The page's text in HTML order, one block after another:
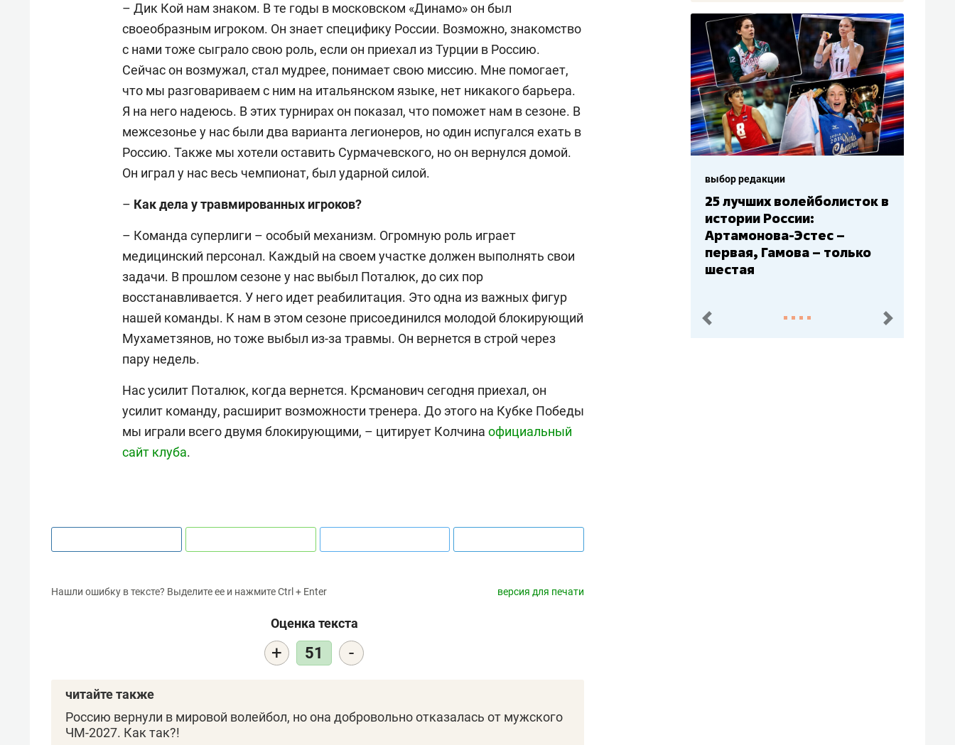
– Дик Кой нам знаком. В те годы в московском «Динамо» он был
своеобразным игроком. Он знает специфику России. Возможно, знакомство
с нами тоже сыграло свою роль, если он приехал из Турции в Россию.
Сейчас он возмужал, стал мудрее, понимает свою миссию. Мне помогает,
что мы разговариваем с ним на итальянском языке, нет никакого барьера.
Я на него надеюсь. В этих турнирах он показал, что поможет нам в сезоне. В
межсезонье у нас были два варианта легионеров, но один испугался ехать в
Россию. Также мы хотели оставить Сурмачевского, но он вернулся домой.
Он играл у нас весь чемпионат, был ударной силой.
– Как дела у травмированных игроков?
– Команда суперлиги – особый механизм. Огромную роль играет
медицинский персонал. Каждый на своем участке должен выполнять свои
задачи. В прошлом сезоне у нас выбыл Поталюк, до сих пор
восстанавливается. У него идет реабилитация. Это одна из важных фигур
нашей команды. К нам в этом сезоне присоединился молодой блокирующий
Мухаметзянов, но тоже выбыл из-за травмы. Он вернется в строй через
пару недель.
Нас усилит Поталюк, когда вернется. Крсманович сегодня приехал, он
усилит команду, расширит возможности тренера. До этого на Кубке Победы
мы играли всего двумя блокирующими, – цитирует Колчина официальный
сайт клуба.
Нашли ошибку в тексте? Выделите ее и нажмите Ctrl + Enter версия для печати
Оценка текста
+ 51 -
читайте также
Россию вернули в мировой волейбол, но она добровольно отказалась от мужского
ЧМ-2027. Как так?!
Артамонова-Эстес –
первая, Гамова – только
выбор редакции
Бюджеты клубов КХЛ: СКА
– главный мажор, «Ак
Барс» – второй, «Салават
Юлаев» – середняк
пред. след.